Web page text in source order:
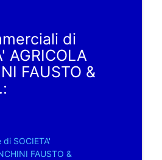
di
AGRICOLA
FAUSTO &
SOCIETA'
FAUSTO &